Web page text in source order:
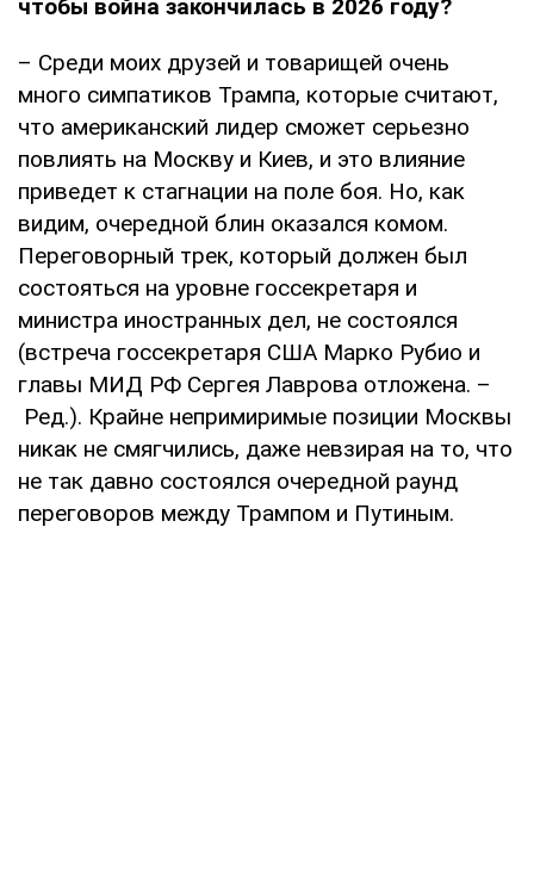
чтобы война закончилась в 2026 году?
– Среди моих друзей и товарищей очень
много симпатиков Трампа, которые считают,
что американский лидер сможет серьезно
повлиять на Москву и Киев, и это влияние
приведет к стагнации на поле боя. Но, как
видим, очередной блин оказался комом.
Переговорный трек, который должен был
состояться на уровне госсекретаря и
министра иностранных дел, не состоялся
(встреча госсекретаря США Марко Рубио и
главы МИД РФ Сергея Лаврова отложена. –
Ред.). Крайне непримиримые позиции Москвы
никак не смягчились, даже невзирая на то, что
не так давно состоялся очередной раунд
переговоров между Трампом и Путиным.